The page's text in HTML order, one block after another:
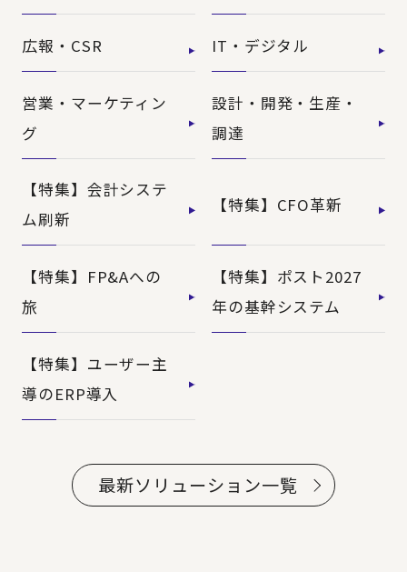
広報・CSR IT・デジタル
営業・マーケティン
グ
設計・開発・生産・
調達
【特集】会計システ
ム刷新
【特集】CFO革新
【特集】FP&Aへの
旅
【特集】ポスト2027
年の基幹システム
【特集】ユーザー主
導のERP導入
最新ソリューション一覧